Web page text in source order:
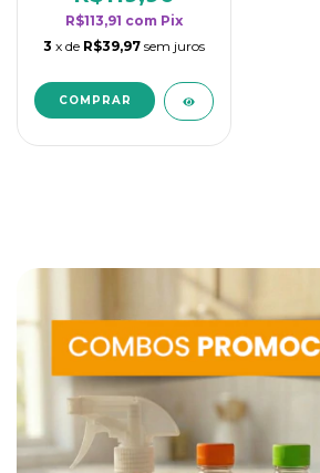
R$113,91 com Pix
3 x de R$39,97 sem juros